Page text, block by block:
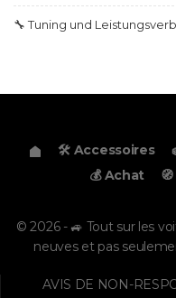
🔧 Tuning und
🛠️ Accessoires
💰 Achat
© 2026 - 🚙 Tout sur les
neuves et pas
AVIS DE NON-